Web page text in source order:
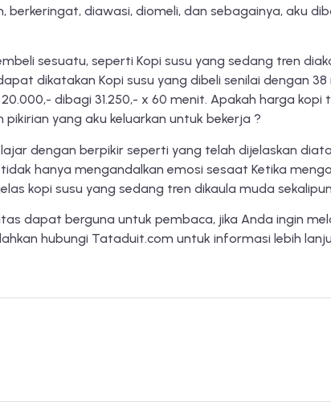
berkeringat, diawasi, diomeli, dan sebagainya, aku
sesuatu, seperti Kopi susu yang sedang tren
dikatakan Kopi susu yang dibeli senilai dengan
dibagi 31.250,- x 60 menit. Apakah harga
yang aku keluarkan untuk bekerja ?
dengan berpikir seperti yang telah dijelaskan
hanya mengandalkan emosi sesaat Ketika
kopi susu yang sedang tren dikaula muda
dapat berguna untuk pembaca, jika Anda ingin
hubungi Tataduit.com untuk informasi lebih